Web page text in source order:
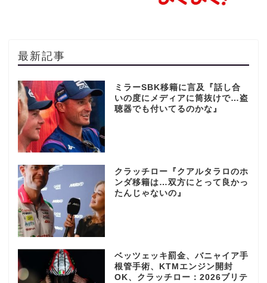
最新記事
ミラーSBK移籍に言及『話し合
いの度にメディアに筒抜けで…盗
聴器でも付いてるのかな』
クラッチロー『クアルタラロのホ
ンダ移籍は…双方にとって良かっ
たんじゃないの』
ベッツェッキ罰金、バニャイア手
根管手術、KTMエンジン開封
OK、クラッチロー：2026ブリテ